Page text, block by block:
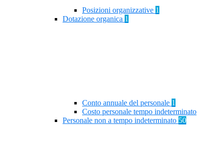
Posizioni organizzative 1
Dotazione organica 1
Conto annuale del personale 1
Costo personale tempo indeterminato
Personale non a tempo indeterminato 50